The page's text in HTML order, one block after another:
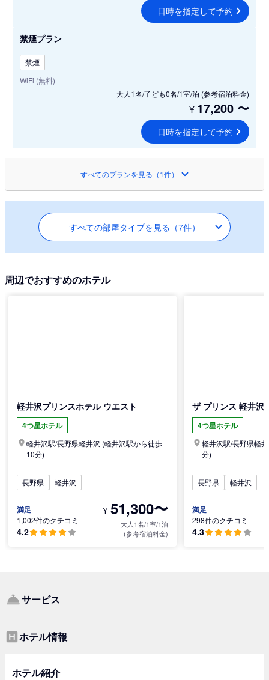
日時を指定して予約
禁煙プラン
禁煙
WiFi (無料)
大人1名/子ども0名/1室/泊 (参考宿泊料金)
¥ 17,200 〜
日時を指定して予約
すべてのプランを見る（1件）
すべての部屋タイプを見る（7件）
周辺でおすすめのホテル
軽井沢プリンスホテル ウエスト
4つ星ホテル
軽井沢駅/長野県軽井沢 (軽井沢駅から徒歩
10分)
長野県 軽井沢
満足
1,002件のクチコミ
4.2
¥51,300〜
大人1名/1室/1泊
(参考宿泊料金)
ザ プリンス 軽井沢
4つ星ホテル
軽井沢駅/長野県軽
分)
長野県 軽井沢
満足
298件のクチコミ
4.3
サービス
ホテル情報
ホテル紹介